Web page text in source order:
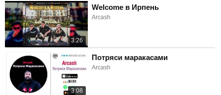
3:26
Welcome в Ирпень
Arcash
3:08
Потряси маракасами
Arcash